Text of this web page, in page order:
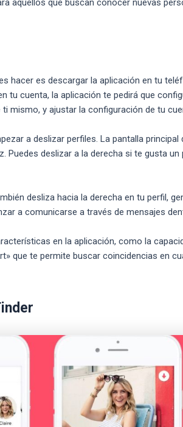
aquellos que buscan conocer nuevas
hacer es descargar la aplicación en tu
tu cuenta, la aplicación te pedirá que
mismo, y ajustar la configuración de tu
a deslizar perfiles. La pantalla principal
deslizar a la derecha si te gusta un
desliza hacia la derecha en tu perfil,
a comunicarse a través de mensajes
en la aplicación, como la
que te permite buscar coincidencias en